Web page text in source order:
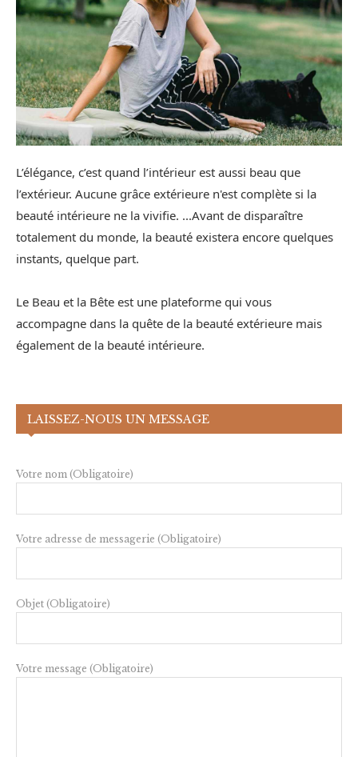
L’élégance, c’est quand l’intérieur est aussi beau que
l’extérieur. Aucune grâce extérieure n'est complète si la
beauté intérieure ne la vivifie. ...Avant de disparaître
totalement du monde, la beauté existera encore quelques
instants, quelque part.
Le Beau et la Bête est une plateforme qui vous
accompagne dans la quête de la beauté extérieure mais
également de la beauté intérieure.
LAISSEZ-NOUS UN MESSAGE
Votre nom (Obligatoire)
Votre adresse de messagerie (Obligatoire)
Objet (Obligatoire)
Votre message (Obligatoire)